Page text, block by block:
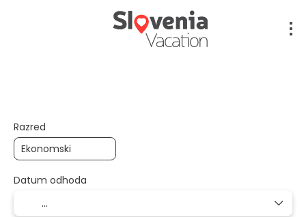
Razred
Datum odhoda